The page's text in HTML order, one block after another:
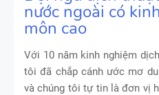
nước ngoài có
môn cao
Với 10 năm kinh nghiệm
tôi đã chắp cánh ước mơ
và chúng tôi tự tin là đơn vị